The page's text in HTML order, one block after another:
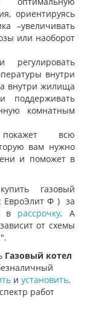
ориентируясь
–увеличивать
или наоборот
регулировать
внутри
внутри жилища
поддерживать
комнатным
всю
вам нужно
и поможет в
газовый
ЕвроЭлит Ф ) за
врассрочку. А
от схемы
Газовый котел
и установить.
работ